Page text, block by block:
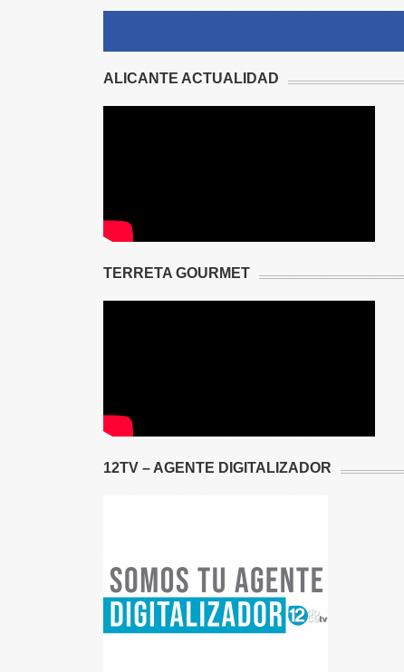
ALICANTE ACTUALIDAD
TERRETA GOURMET
12TV – AGENTE DIGITALIZADOR